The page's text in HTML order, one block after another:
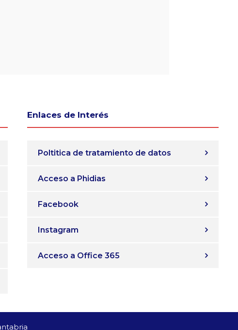
Enlaces de Interés
Poltitica de tratamiento de datos
Acceso a Phidias
Facebook
Instagram
Acceso a Office 365